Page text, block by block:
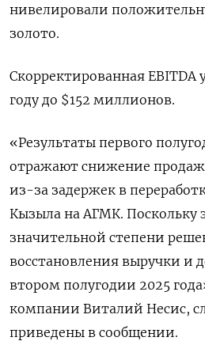
нивелировали
золото.
Скорректированная EBITDA
году до $152 миллионов.
«Результаты первого
отражают снижение
из-за задержек в
Кызыла на АГМК. Поскольку
значительной степени
восстановления выручки и
втором полугодии 2025
компании Виталий Несис,
приведены в сообщении.